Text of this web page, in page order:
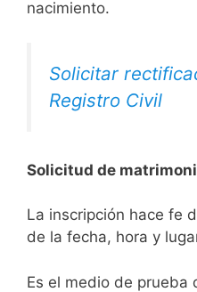
nacimiento.
Solicitar
Registro Civil
Solicitud de
La inscripción hace fe
de la fecha, hora y
Es el medio de prueba